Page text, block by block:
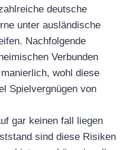
deutsche
unter ausländische
Nachfolgende
Verbunden
wohl diese
Spielvergnügen von
gar keinen fall liegen
sind diese Risiken